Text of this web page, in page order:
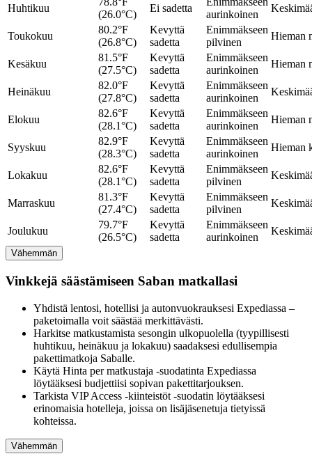
Huhtikuu
(26.0°C)
Ei sadetta
aurinkoinen
Toukokuu
80.2°F
(26.8°C)
Kevyttä
sadetta
Enimmäkseen
pilvinen
Hieman
Kesäkuu
81.5°F
(27.5°C)
Kevyttä
sadetta
Enimmäkseen
aurinkoinen
Hieman
Heinäkuu
82.0°F
(27.8°C)
Kevyttä
sadetta
Enimmäkseen
aurinkoinen
Elokuu
82.6°F
(28.1°C)
Kevyttä
sadetta
Enimmäkseen
aurinkoinen
Hieman
Syyskuu
82.9°F
(28.3°C)
Kevyttä
sadetta
Enimmäkseen
aurinkoinen
Hieman
Lokakuu
82.6°F
(28.1°C)
Kevyttä
sadetta
Enimmäkseen
pilvinen
Marraskuu
81.3°F
(27.4°C)
Kevyttä
sadetta
Enimmäkseen
pilvinen
Joulukuu
79.7°F
(26.5°C)
Kevyttä
sadetta
Enimmäkseen
aurinkoinen
Vähemmän
Vinkkejä säästämiseen Saban matkallasi
Yhdistä lentosi, hotellisi ja autonvuokrauksesi Expediassa –
paketoimalla voit säästää merkittävästi.
Harkitse matkustamista sesongin ulkopuolella (tyypillisesti
huhtikuu, heinäkuu ja lokakuu) saadaksesi edullisempia
pakettimatkoja Saballe.
Käytä Hinta per matkustaja -suodatinta Expediassa
löytääksesi budjettiisi sopivan pakettitarjouksen.
Tarkista VIP Access -kiinteistöt -suodatin löytääksesi
erinomaisia hotelleja, joissa on lisäjäsenetuja tietyissä
kohteissa.
Vähemmän